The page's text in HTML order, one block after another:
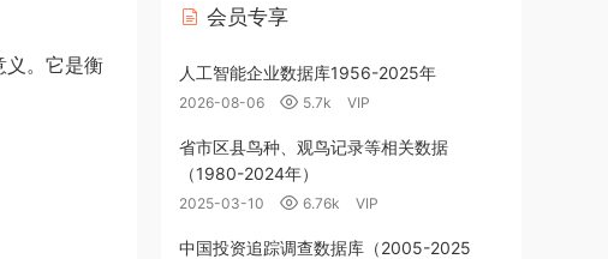
义。它是衡
会员专享
人工智能企业数据库1956-2025年
2026-08-06 5.7k VIP
省市区县鸟种、观鸟记录等相关数据
（1980-2024年）
2025-03-10 6.76k VIP
中国投资追踪调查数据库（2005-2025